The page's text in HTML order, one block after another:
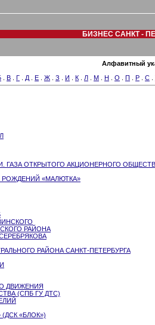
БИЗНЕС САНКТ -
Алфавитный
В Г Д Е Ж З И К Л М Н О П Р С
ГАЗА ОТКРЫТОГО АКЦИОНЕРНОГО
«МАЛЮТКА»
РАЙОНА
РАЙОНА САНКТ-ПЕТЕРБУРГА
ДВИЖЕНИЯ
(СПБ ГУ ДТС)
«БЛОК»)